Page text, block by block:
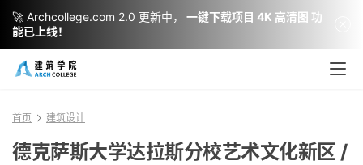
首页 建筑设计
德克萨斯大学达拉斯分校艺术文化新区 /
🚀 Archcollege.com 2.0 更新中，
一键下载项目 4K 高清图 功
能已上线！